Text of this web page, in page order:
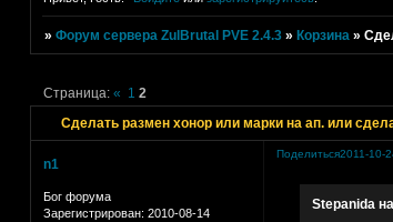
» Форум сервера ZulBrutal PVE 2.4.3 » Корзина »
Сделать размен хонор или марки на ап. или
Страница: « 1 2
Поделиться2011-10-
n1
Бог форума
Зарегистрирован: 2010-08-14
Stepanida